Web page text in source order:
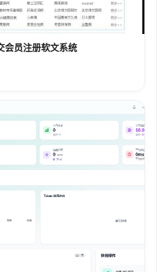
会员注册软文系统